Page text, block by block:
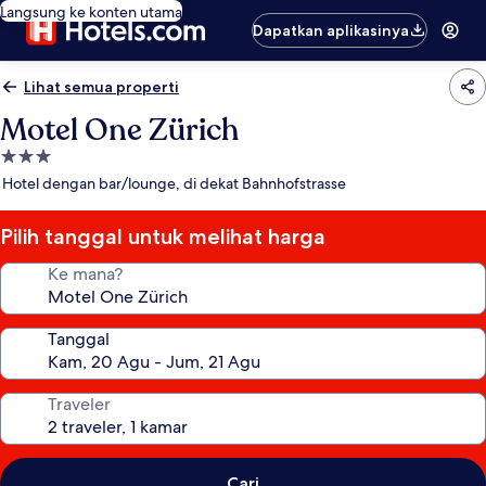
Langsung ke konten utama
Dapatkan aplikasinya
Lihat semua properti
Motel One Zürich
Properti
bintang
Hotel dengan bar/lounge, di dekat Bahnhofstrasse
Pilih tanggal untuk melihat harga
Ke mana?
Tanggal
Traveler